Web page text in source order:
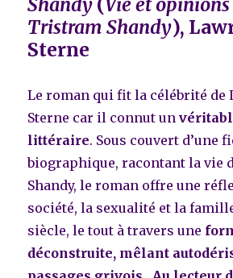
Tristram Shandy),
Sterne
Le roman qui fit la célébrité de
Sterne car il connut un
littéraire. Sous couvert d’une
biographique, racontant la vie
Shandy, le roman offre une
société, la sexualité et la
siècle, le tout à travers une
déconstruite, mêlant